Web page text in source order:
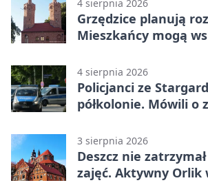
4 sierpnia 2026
Grzędzice planują
Mieszkańcy mogą
4 sierpnia 2026
Policjanci ze
półkolonie. Mówili o
3 sierpnia 2026
Deszcz nie
zajęć. Aktywny Orlik